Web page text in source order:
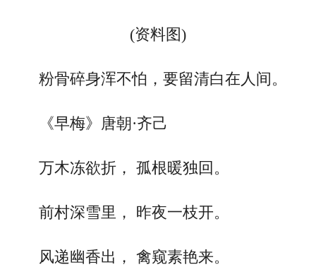
(资料图)
粉骨碎身浑不怕，要留清白在人间。
《早梅》唐朝·齐己
万木冻欲折， 孤根暖独回。
前村深雪里， 昨夜一枝开。
风递幽香出， 禽窥素艳来。